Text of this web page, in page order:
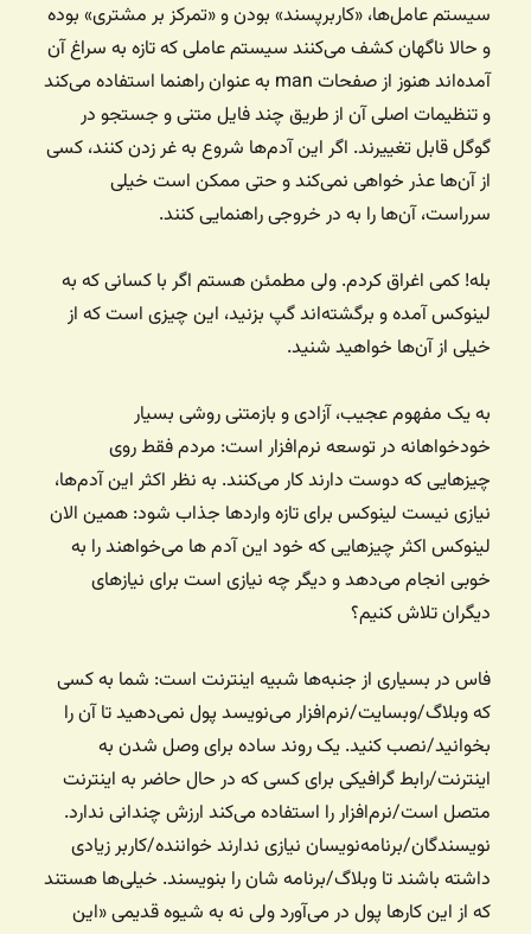
سیستم عامل‌ها، «کاربرپسند» بودن و «تمرکز بر مشتری» بوده
و حالا ناگهان کشف می‌کنند سیستم عاملی که تازه به سراغ آن
آمده‌اند هنوز از صفحات man به عنوان راهنما استفاده می‌کند
و تنظیمات اصلی آن از طریق چند فایل متنی و جستجو در
گوگل قابل تغییرند. اگر این آدم‌ها شروع به غر زدن کنند، کسی
از آن‌ها عذر خواهی نمی‌کند و حتی ممکن است خیلی
سرراست، آن‌ها را به در خروجی راهنمایی کنند.
بله! کمی اغراق کردم. ولی مطمئن هستم اگر با کسانی که به
لینوکس آمده و برگشته‌اند گپ بزنید، این چیزی است که از
خیلی از آن‌ها خواهید شنید.
به یک مفهوم عجیب، آزادی و بازمتنی روشی بسیار
خودخواهانه در توسعه نرم‌افزار است: مردم فقط روی
چیزهایی که دوست دارند کار می‌کنند. به نظر اکثر این آدم‌ها،
نیازی نیست لینوکس برای تازه واردها جذاب شود: همین الان
لینوکس اکثر چیزهایی که خود این آدم ها می‌خواهند را به
خوبی انجام می‌دهد و دیگر چه نیازی است برای نیازهای
دیگران تلاش کنیم؟
فاس در بسیاری از جنبه‌ها شبیه اینترنت است: شما به کسی
که وبلاگ/وبسایت/نرم‌افزار می‌نویسد پول نمی‌دهید تا آن را
بخوانید/نصب کنید. یک روند ساده برای وصل شدن به
اینترنت/رابط گرافیکی برای کسی که در حال حاضر به اینترنت
متصل است/نرم‌افزار را استفاده می‌کند ارزش چندانی ندارد.
نویسندگان/برنامه‌نویسان نیازی ندارند خواننده/کاربر زیادی
داشته باشند تا وبلاگ/برنامه شان را بنویسند. خیلی‌ها هستند
که از این کارها پول در می‌آورد ولی نه به شیوه قدیمی «این